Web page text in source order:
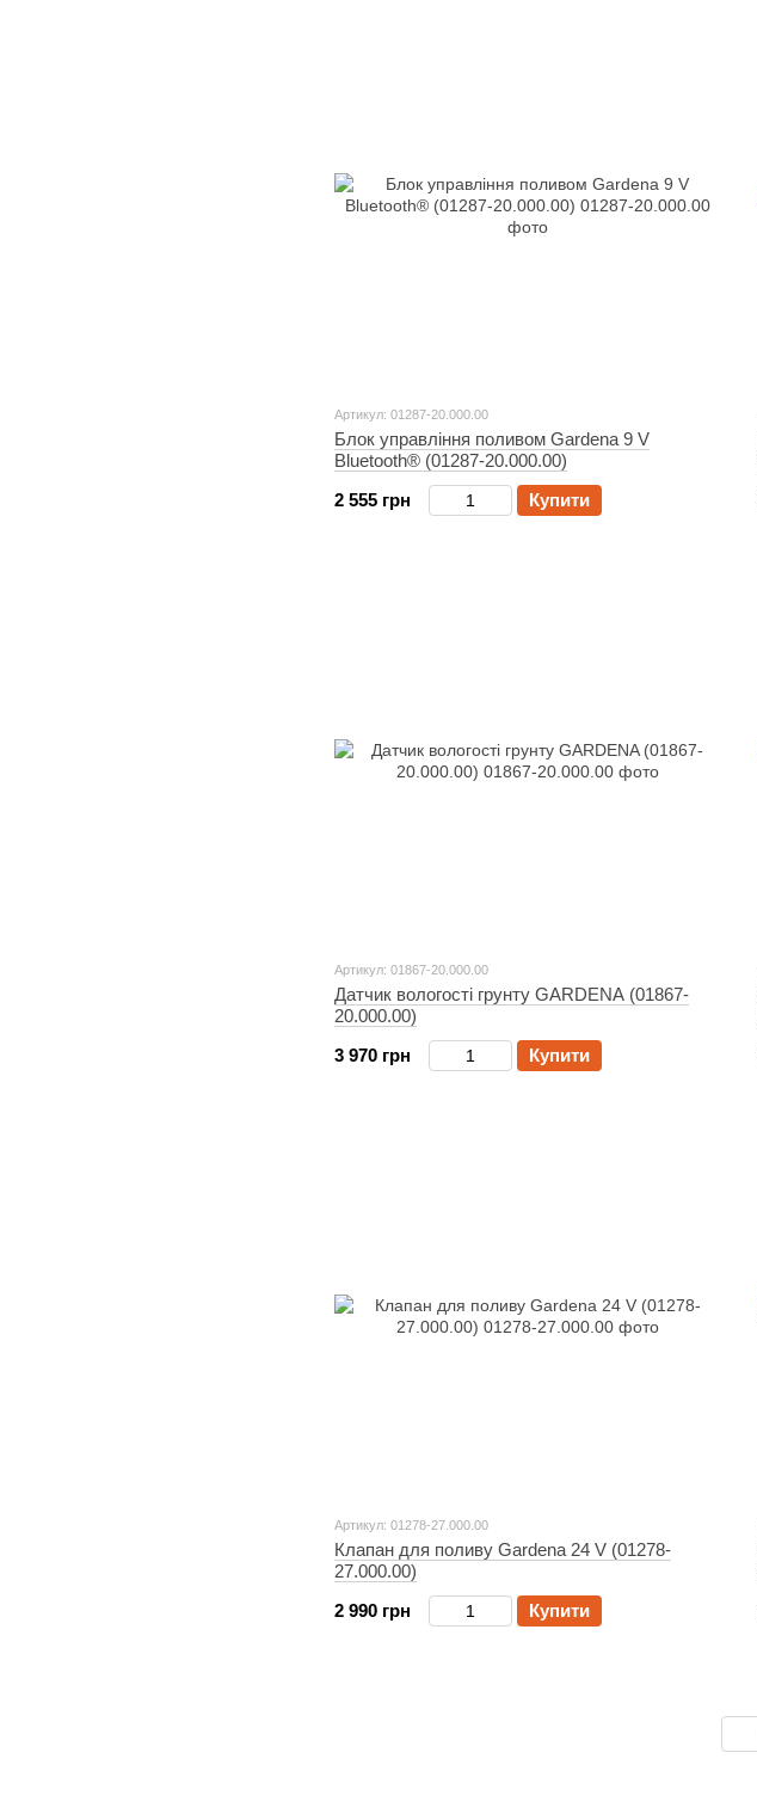
Артикул: 01287-20.000.00
Блок управління поливом Gardena 9 V
Bluetooth® (01287-20.000.00)
2 555 грн
Купити
Артикул: 01867-20.000.00
Датчик вологості грунту GARDENA (01867-
20.000.00)
3 970 грн
Купити
Артикул: 01278-27.000.00
Клапан для поливу Gardena 24 V (01278-
27.000.00)
2 990 грн
Купити